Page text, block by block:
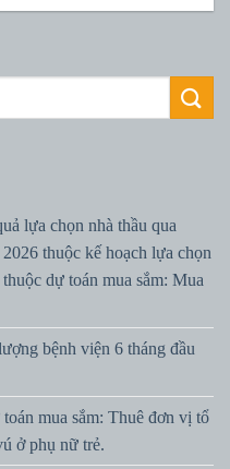
lựa chọn nhà thầu qua
thuộc kế hoạch lựa chọn
dự toán mua sắm: Mua
bệnh viện 6 tháng đầu
mua sắm: Thuê đơn vị tổ
ở phụ nữ trẻ.